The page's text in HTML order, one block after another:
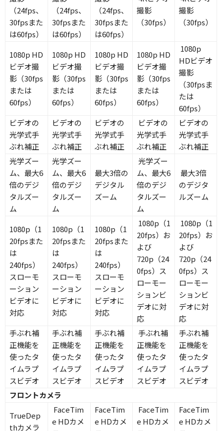
（24fps、
30fpsまた
は60fps）
（24fps、
30fpsまた
は60fps）
（24fps、
30fpsまた
は60fps）
撮影
（30fps）
撮影
（30fps）
1080p HD
ビデオ撮
影（30fps
または
60fps）
1080p HD
ビデオ撮
影（30fps
または
60fps）
1080p HD
ビデオ撮
影（30fps
または
60fps）
1080p HD
ビデオ撮
影（30fps
または
60fps）
1080p
HDビデオ
撮影
（30fpsま
たは
60fps）
ビデオの
光学式手
ぶれ補正
ビデオの
光学式手
ぶれ補正
ビデオの
光学式手
ぶれ補正
ビデオの
光学式手
ぶれ補正
ビデオの
光学式手
ぶれ補正
光学ズー
ム、最大6
倍のデジ
タルズー
ム
光学ズー
ム、最大6
倍のデジ
タルズー
ム
最大3倍の
デジタル
ズーム
光学ズー
ム、最大6
倍のデジ
タルズー
ム
最大3倍
のデジタ
ルズーム
1080p（1
20fpsまた
は
240fps）
スローモ
ーション
ビデオに
対応
1080p（1
20fpsまた
は
240fps）
スローモ
ーション
ビデオに
対応
1080p（1
20fpsまた
は
240fps）
スローモ
ーション
ビデオに
対応
1080p（1
20fps）お
よび
720p（24
0fps）ス
ローモー
ションビ
デオに対
応
1080p（1
20fps）お
よび
720p（24
0fps）ス
ローモー
ションビ
デオに対
応
手ぶれ補
正機能を
使ったタ
イムラプ
スビデオ
手ぶれ補
正機能を
使ったタ
イムラプ
スビデオ
手ぶれ補
正機能を
使ったタ
イムラプ
スビデオ
手ぶれ補
正機能を
使ったタ
イムラプ
スビデオ
手ぶれ補
正機能を
使ったタ
イムラプ
スビデオ
フロントカメラ
TrueDep
thカメラ
FaceTim
e HDカメ
FaceTim
e HDカメ
FaceTim
e HDカメ
FaceTim
e HDカメ